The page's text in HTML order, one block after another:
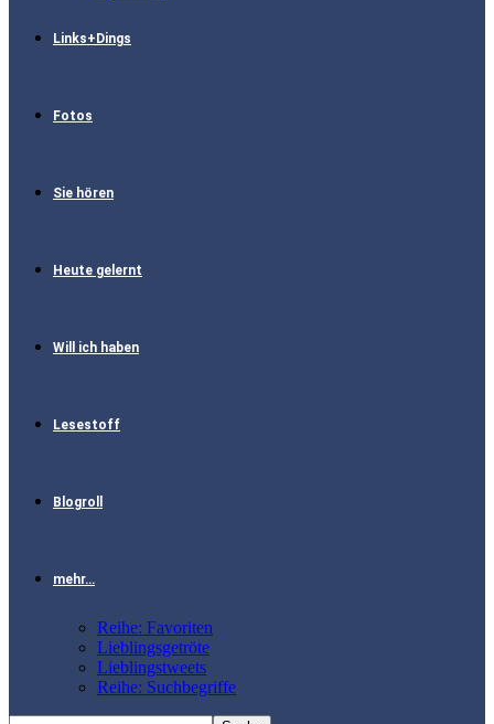
Links+Dings
Fotos
Sie hören
Heute gelernt
Will ich haben
Lesestoff
Blogroll
mehr…
Reihe: Favoriten
Lieblingsgetröte
Lieblingstweets
Reihe: Suchbegriffe